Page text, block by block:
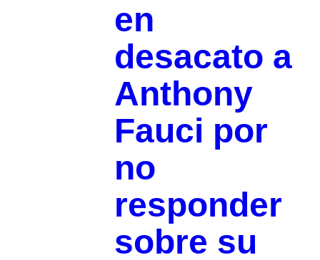
en
desacato a
Anthony
Fauci por
no
responder
sobre su